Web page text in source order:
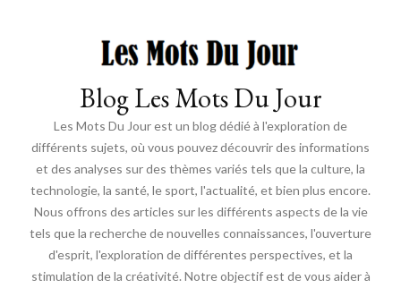
Blog Les Mots Du Jour
Les Mots Du Jour est un blog dédié à l'exploration de
différents sujets, où vous pouvez découvrir des informations
et des analyses sur des thèmes variés tels que la culture, la
technologie, la santé, le sport, l'actualité, et bien plus encore.
Nous offrons des articles sur les différents aspects de la vie
tels que la recherche de nouvelles connaissances, l'ouverture
d'esprit, l'exploration de différentes perspectives, et la
stimulation de la créativité. Notre objectif est de vous aider à